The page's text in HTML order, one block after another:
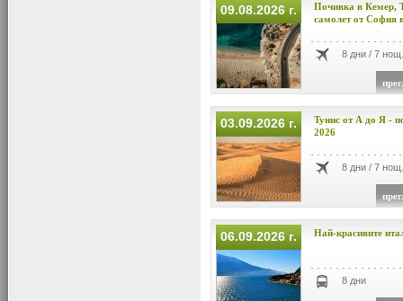
09.08.2026 г.
Почивка в Кемер,
самолет от София
8 дни / 7 нощ.
03.09.2026 г.
Тунис от А до Я -
2026
8 дни / 7 нощ.
06.09.2026 г. Най-красивите
8 дни